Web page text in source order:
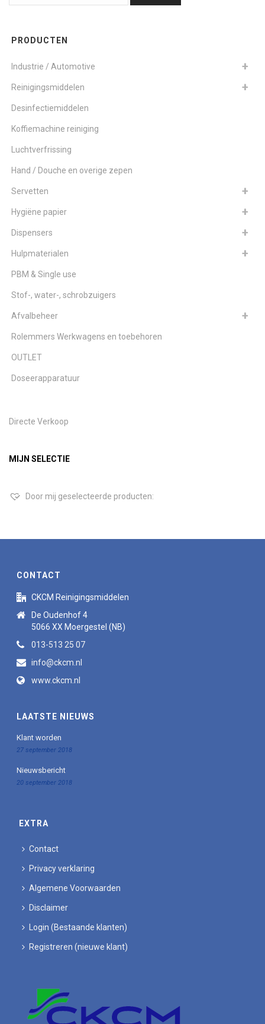
PRODUCTEN
Industrie / Automotive
Reinigingsmiddelen
Desinfectiemiddelen
Koffiemachine reiniging
Luchtverfrissing
Hand / Douche en overige zepen
Servetten
Hygiëne papier
Dispensers
Hulpmaterialen
PBM & Single use
Stof-, water-, schrobzuigers
Afvalbeheer
Rolemmers Werkwagens en toebehoren
OUTLET
Doseerapparatuur
Directe Verkoop
MIJN SELECTIE
Door mij geselecteerde producten:
CONTACT
CKCM Reinigingsmiddelen
De Oudenhof 4
5066 XX Moergestel (NB)
013-513 25 07
info@ckcm.nl
www.ckcm.nl
LAATSTE NIEUWS
Klant worden
27 september 2018
Nieuwsbericht
20 september 2018
EXTRA
Contact
Privacy verklaring
Algemene Voorwaarden
Disclaimer
Login (Bestaande klanten)
Registreren (nieuwe klant)